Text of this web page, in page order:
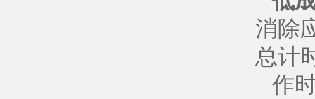
消除
总计
作